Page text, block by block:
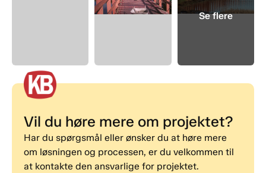
Vil du høre mere om projektet?
Har du spørgsmål eller ønsker du at høre mere
om løsningen og processen, er du velkommen til
at kontakte den ansvarlige for projektet.